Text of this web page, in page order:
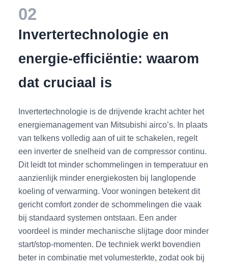
02
Invertertechnologie en
energie-efficiëntie: waarom
dat cruciaal is
Invertertechnologie is de drijvende kracht achter het
energiemanagement van Mitsubishi airco’s. In plaats
van telkens volledig aan of uit te schakelen, regelt
een inverter de snelheid van de compressor continu.
Dit leidt tot minder schommelingen in temperatuur en
aanzienlijk minder energiekosten bij langlopende
koeling of verwarming. Voor woningen betekent dit
gericht comfort zonder de schommelingen die vaak
bij standaard systemen ontstaan. Een ander
voordeel is minder mechanische slijtage door minder
start/stop-momenten. De techniek werkt bovendien
beter in combinatie met volumesterkte, zodat ook bij